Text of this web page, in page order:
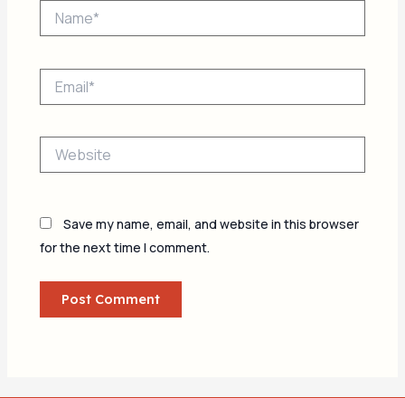
Save my name, email, and website in this browser
for the next time I comment.